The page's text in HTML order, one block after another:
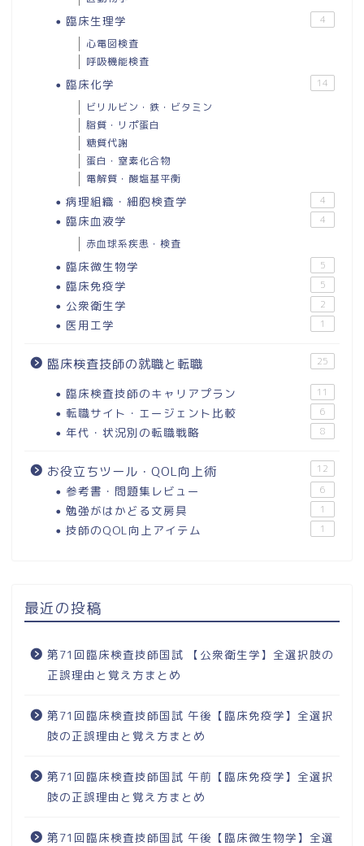
臨床生理学 4
心電図検査
呼吸機能検査
臨床化学 14
ビリルビン・鉄・ビタミン
脂質・リポ蛋白
糖質代謝
蛋白・窒素化合物
電解質・酸塩基平衡
病理組織・細胞検査学 4
臨床血液学 4
赤血球系疾患・検査
臨床微生物学 5
臨床免疫学 5
公衆衛生学 2
医用工学 1
臨床検査技師の就職と転職 25
臨床検査技師のキャリアプラン 11
転職サイト・エージェント比較 6
年代・状況別の転職戦略 8
お役立ちツール・QOL向上術 12
参考書・問題集レビュー 6
勉強がはかどる文房具 1
技師のQOL向上アイテム 1
最近の投稿
第71回臨床検査技師国試 【公衆衛生学】全選択肢の
正誤理由と覚え方まとめ
第71回臨床検査技師国試 午後【臨床免疫学】全選択
肢の正誤理由と覚え方まとめ
第71回臨床検査技師国試 午前【臨床免疫学】全選択
肢の正誤理由と覚え方まとめ
第71回臨床検査技師国試 午後【臨床微生物学】全選